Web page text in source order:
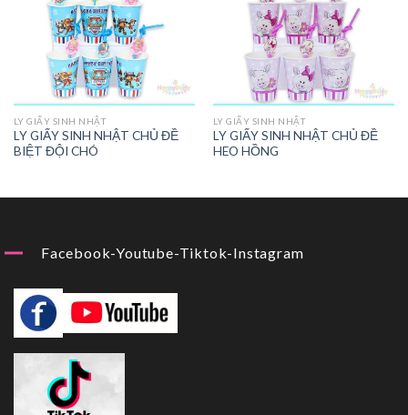
LY GIẤY SINH NHẬT
LY GIẤY SINH NHẬT CHỦ ĐỀ
BIỆT ĐỘI CHÓ
LY GIẤY SINH NHẬT
LY GIẤY SINH NHẬT CHỦ ĐỀ
HEO HỒNG
Facebook-Youtube-Tiktok-Instagram